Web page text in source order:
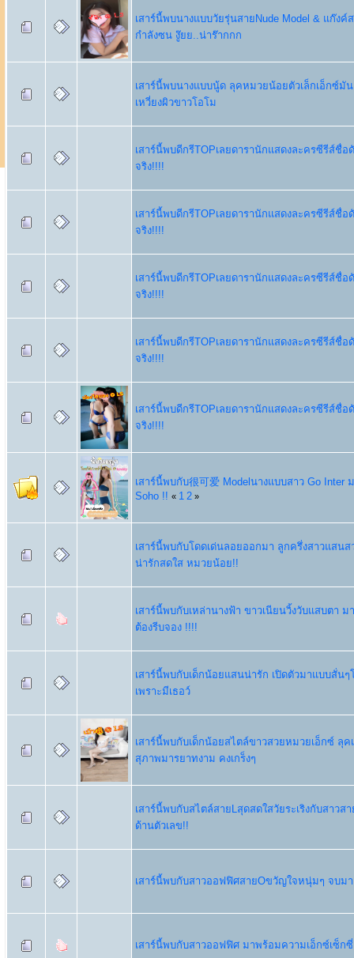
เสาร์นี้พบนางแบบวัยรุ่นสายNude Model & แก๊งค์
กำลังซน งู๊ยย..น่าร๊ากกก
เสาร์นี้พบนางแบบนู้ด ลุคหมวยน้อยตัวเล็กเอ็กซ์มั
เหวี่ยงผิวขาวโอโม
เสาร์นี้พบดีกรีTOPเลยดารานักแสดงละครซีรีส์ชื่อดั
จริง!!!!
เสาร์นี้พบดีกรีTOPเลยดารานักแสดงละครซีรีส์ชื่อดั
จริง!!!!
เสาร์นี้พบดีกรีTOPเลยดารานักแสดงละครซีรีส์ชื่อดั
จริง!!!!
เสาร์นี้พบดีกรีTOPเลยดารานักแสดงละครซีรีส์ชื่อดั
จริง!!!!
เสาร์นี้พบดีกรีTOPเลยดารานักแสดงละครซีรีส์ชื่อดั
จริง!!!!
เสาร์นี้พบกับ很可爱 Modelนางแบบสาว Go Inter
Soho !! « 1 2 »
เสาร์นี้พบกับโดดเด่นลอยออกมา ลูกครึ่งสาวแสนส
น่ารักสดใส หมวยน้อย!!
เสาร์นี้พบกับเหล่านางฟ้า ขาวเนียนวิ้งวับแสบตา ม
ต้องรีบจอง !!!!
เสาร์นี้พบกับเด็กน้อยแสนน่ารัก เปิดตัวมาแบบสั่นๆ
เพราะมีเธอว์
เสาร์นี้พบกับเด็กน้อยสไตล์ขาวสวยหมวยเอ็กซ์ ลุค
สุภาพมารยาทงาม คงเกร็งๆ
เสาร์นี้พบกับสไตล์สายLสุดสดใสวัยระเริงกับสาวส
ด้านตัวเลข!!
เสาร์นี้พบกับสาวออฟฟิศสายOขวัญใจหนุ่มๆ จบมา
เสาร์นี้พบกับสาวออฟฟิศ มาพร้อมความเอ็กซ์เซ็ก